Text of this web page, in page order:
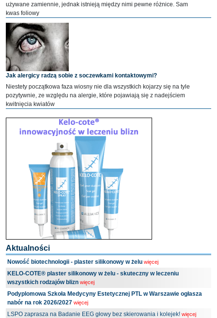
używane zamiennie, jednak istnieją między nimi pewne różnice. Sam
kwas foliowy
Jak alergicy radzą sobie z soczewkami kontaktowymi?
Niestety początkowa faza wiosny nie dla wszystkich kojarzy się na tyle
pozytywnie, ze względu na alergie, które pojawiają się z nadejściem
kwitnięcia kwiatów
Aktualności
Nowość biotechnologii - plaster silikonowy w żelu więcej
KELO-COTE® plaster silikonowy w żelu - skuteczny w leczeniu
wszystkich rodzajów blizn więcej
Podyplomowa Szkoła Medycyny Estetycznej PTL w Warszawie ogłasza
nabór na rok 2026/2027 więcej
LSPO zaprasza na Badanie EEG głowy bez skierowania i kolejek! więcej